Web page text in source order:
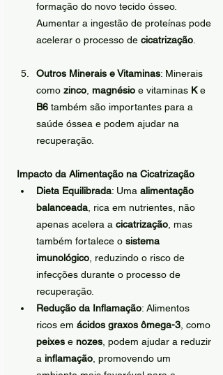
formação do novo tecido ósseo.
Aumentar a ingestão de proteínas pode
acelerar o processo de cicatrização.
Outros Minerais e Vitaminas: Minerais
como zinco, magnésio e vitaminas K e
B6 também são importantes para a
saúde óssea e podem ajudar na
recuperação.
Impacto da Alimentação na Cicatrização
Dieta Equilibrada: Uma alimentação
balanceada, rica em nutrientes, não
apenas acelera a cicatrização, mas
também fortalece o sistema
imunológico, reduzindo o risco de
infecções durante o processo de
recuperação.
Redução da Inflamação: Alimentos
ricos em ácidos graxos ômega-3, como
peixes e nozes, podem ajudar a reduzir
a inflamação, promovendo um